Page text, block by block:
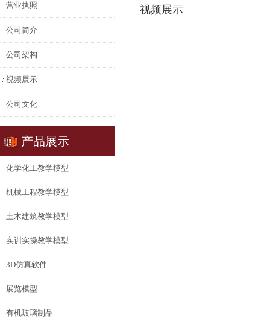
营业执照
公司简介
公司架构
视频展示
公司文化
产品展示
化学化工教学模型
机械工程教学模型
土木建筑教学模型
实训实操教学模型
3D仿真软件
展览模型
有机玻璃制品
视频展示